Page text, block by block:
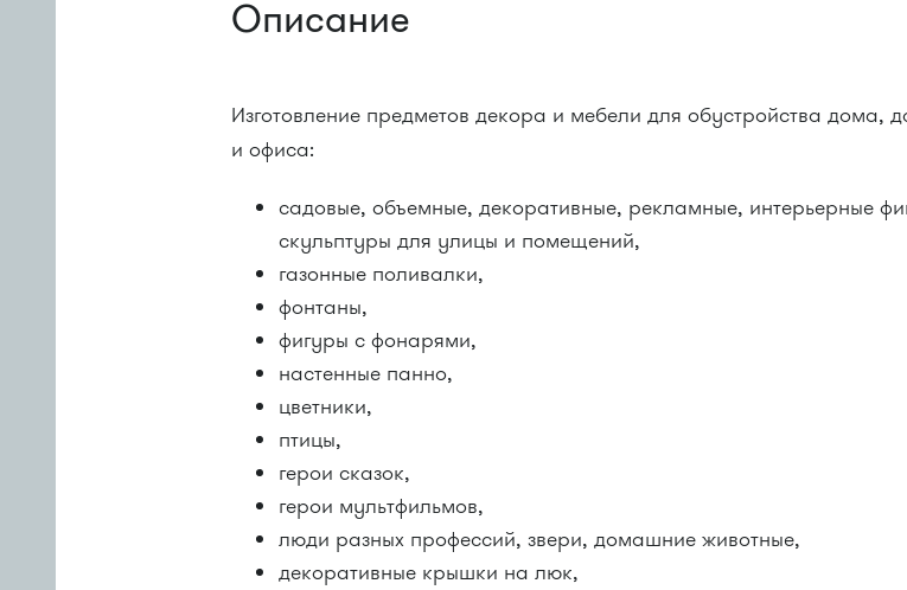
Описание
Изготовление предметов декора и мебели для обустройства дома,
и офиса:
садовые, объемные, декоративные, рекламные, интерьерные
скульптуры для улицы и помещений,
газонные поливалки,
фонтаны,
фигуры с фонарями,
настенные панно,
цветники,
птицы,
герои сказок,
герои мультфильмов,
люди разных профессий, звери, домашние животные,
декоративные крышки на люк,